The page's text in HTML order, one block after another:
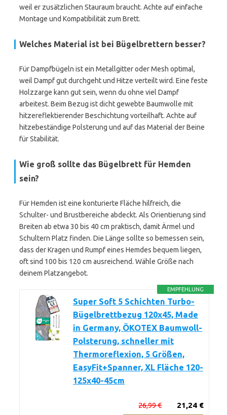
weil er zusätzlichen Stauraum braucht. Achte auf einfache
Montage und Kompatibilität zum Brett.
Welches Material ist bei Bügelbrettern besser?
Für Dampfbügeln ist ein Metallgitter oder Mesh optimal,
weil Dampf gut durchgeht und Hitze verteilt wird. Eine feste
Holzzarge kann gut sein, wenn du ohne viel Dampf
arbeitest. Beim Bezug ist dicht gewebte Baumwolle mit
hitzereflektierender Beschichtung vorteilhaft. Achte auf
hitzebeständige Polsterung und auf das Material der Beine
für Stabilität.
Wie groß sollte das Bügelbrett für Hemden
sein?
Für Hemden ist eine konturierte Fläche hilfreich, die
Schulter- und Brustbereiche abdeckt. Als Orientierung sind
Breiten ab etwa 30 bis 40 cm praktisch, damit Ärmel und
Schultern Platz finden. Die Länge sollte so bemessen sein,
dass der Kragen und Rumpf eines Hemdes bequem liegen,
oft sind 100 bis 120 cm ausreichend. Wähle Größe nach
deinem Platzangebot.
EMPFEHLUNG
Super Soft 5 Schichten Turbo-
Bügelbrettbezug 120x45, Made
in Germany, ÖKOTEX Baumwoll-
Polsterung, schneller mit
Thermoreflexion, 5 Größen,
EasyFit+Spanner, XL Fläche 120-
125x40-45cm
21,24 €
26,99 €